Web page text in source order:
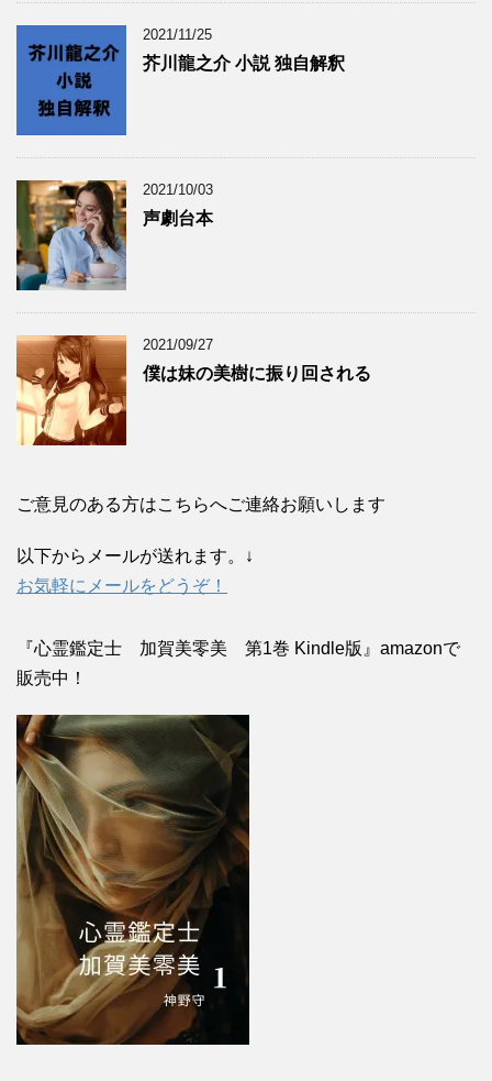
2021/11/25
芥川龍之介 小説 独自解釈
2021/10/03
声劇台本
2021/09/27
僕は妹の美樹に振り回される
ご意見のある方はこちらへご連絡お願いします
以下からメールが送れます。↓
お気軽にメールをどうぞ！
『心霊鑑定士 加賀美零美 第1巻 Kindle版』amazonで
販売中！